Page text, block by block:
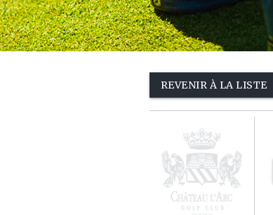
REVENIR À LA LISTE